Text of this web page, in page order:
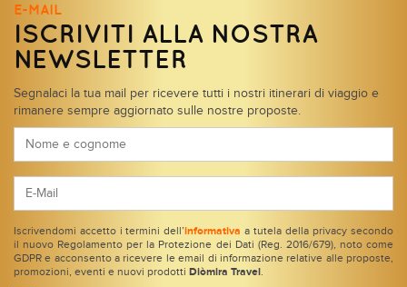
E-MAIL
ISCRIVITI ALLA NOSTRA
NEWSLETTER
Segnalaci la tua mail per ricevere tutti i nostri itinerari di viaggio e
rimanere sempre aggiornato sulle nostre proposte.
Iscrivendomi accetto i termini dell’ informativa a tutela della privacy secondo
il nuovo Regolamento per la Protezione dei Dati (Reg. 2016/679), noto come
GDPR e acconsento a ricevere le email di informazione relative alle proposte,
promozioni, eventi e nuovi prodotti Diòmira Travel .